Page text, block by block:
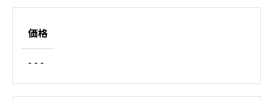
価格
- - -